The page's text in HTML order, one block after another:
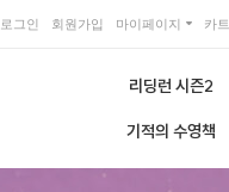
로그인 회원가입 마이페이지 카트
리딩런 시즌2
기적의 수영책